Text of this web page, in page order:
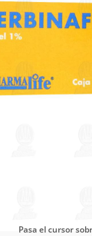
Pasa el cursor